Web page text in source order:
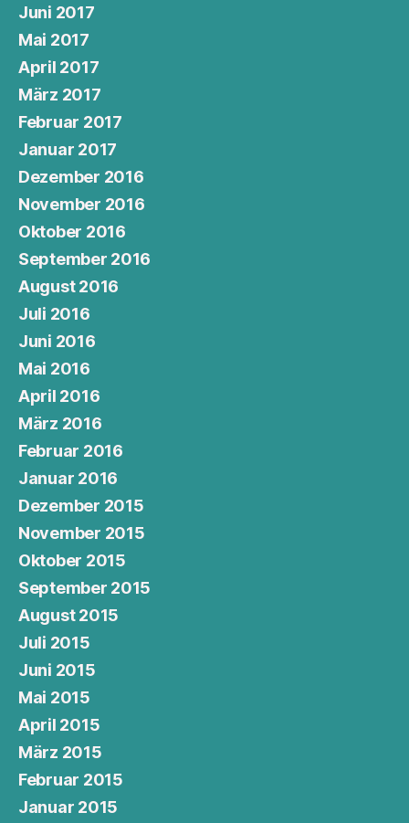
Juni 2017
Mai 2017
April 2017
März 2017
Februar 2017
Januar 2017
Dezember 2016
November 2016
Oktober 2016
September 2016
August 2016
Juli 2016
Juni 2016
Mai 2016
April 2016
März 2016
Februar 2016
Januar 2016
Dezember 2015
November 2015
Oktober 2015
September 2015
August 2015
Juli 2015
Juni 2015
Mai 2015
April 2015
März 2015
Februar 2015
Januar 2015